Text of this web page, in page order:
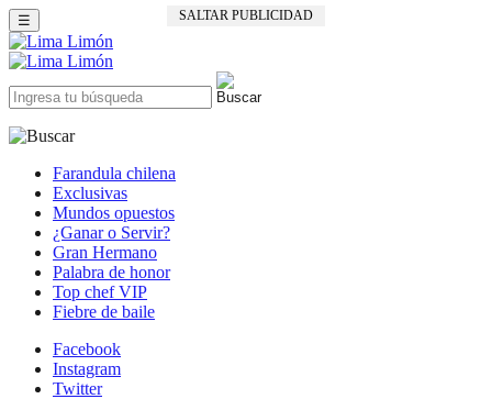
SALTAR PUBLICIDAD
☰
Farandula chilena
Exclusivas
Mundos opuestos
¿Ganar o Servir?
Gran Hermano
Palabra de honor
Top chef VIP
Fiebre de baile
Facebook
Instagram
Twitter